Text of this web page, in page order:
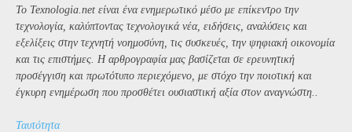
Το Texnologia.net είναι ένα ενημερωτικό μέσο με επίκεντρο την
τεχνολογία, καλύπτοντας τεχνολογικά νέα, ειδήσεις, αναλύσεις και
εξελίξεις στην τεχνητή νοημοσύνη, τις συσκευές, την ψηφιακή οικονομία
και τις επιστήμες. Η αρθρογραφία μας βασίζεται σε ερευνητική
προσέγγιση και πρωτότυπο περιεχόμενο, με στόχο την ποιοτική και
έγκυρη ενημέρωση που προσθέτει ουσιαστική αξία στον αναγνώστη..
Ταυτότητα